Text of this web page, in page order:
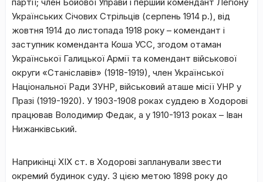
Українських Січових Стрільців (серпень 1914 р.), від
жовтня 1914 до листопада 1918 року – комендант і
заступник коменданта Коша УСС, згодом отаман
Української Галицької Армії та комендант військової
округи «Станіславів» (1918-1919), член Української
Національної Ради ЗУНР, військовий аташе місії УНР у
Празі (1919-1920). У 1903-1908 роках суддею в Ходорові
працював Володимир Федак, а у 1910-1913 роках – Іван
Нижанківський.
Наприкінці XIX ст. в Ходорові запланували звести
окремий будинок суду. З цією метою 1898 року до